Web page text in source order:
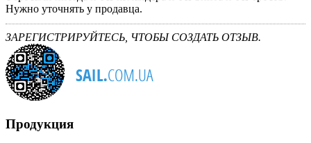
Нужно уточнять у продавца.
ЗАРЕГИСТРИРУЙТЕСЬ, ЧТОБЫ СОЗДАТЬ ОТЗЫВ.
Продукция